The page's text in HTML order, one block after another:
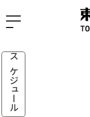
スケジュール